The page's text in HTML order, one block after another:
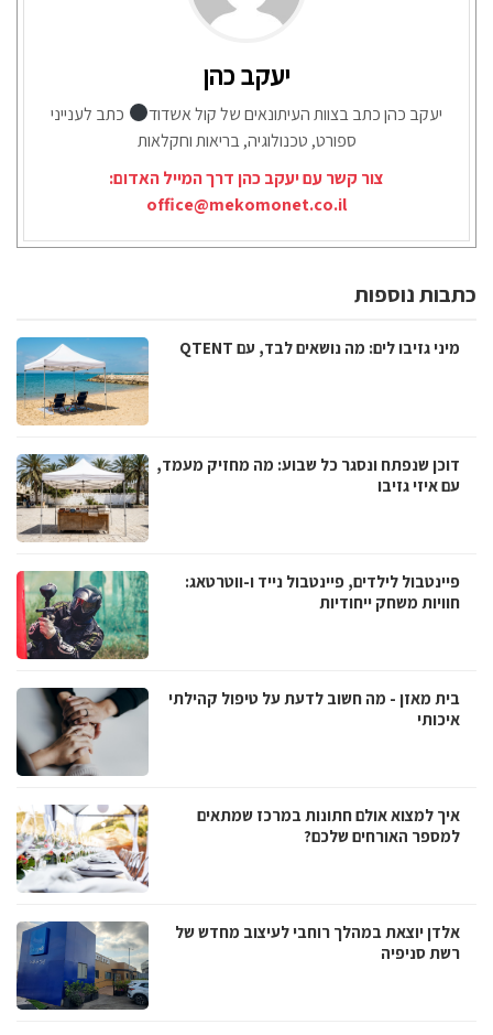
יעקב כהן
יעקב כהן כתב בצוות העיתונאים של קול אשדוד
כתב לענייני
ספורט, טכנולוגיה, בריאות וחקלאות
צור קשר עם יעקב כהן דרך המייל האדום:
office@mekomonet.co.il
כתבות נוספות
מיני גזיבו לים: מה נושאים לבד, עם QTENT
דוכן שנפתח ונסגר כל שבוע: מה מחזיק מעמד,
עם איזי גזיבו
פיינטבול לילדים, פיינטבול נייד ו-ווטרטאג:
חוויות משחק ייחודיות
בית מאזן - מה חשוב לדעת על טיפול קהילתי
איכותי
איך למצוא אולם חתונות במרכז שמתאים
למספר האורחים שלכם?
אלדן יוצאת במהלך רוחבי לעיצוב מחדש של
רשת סניפיה